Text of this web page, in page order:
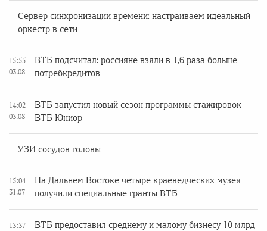
Сервер синхронизации времени: настраиваем идеальный
оркестр в сети
15:55
03.08
ВТБ подсчитал: россияне взяли в 1,6 раза больше
потребкредитов
14:02
03.08
ВТБ запустил новый сезон программы стажировок
ВТБ Юниор
УЗИ сосудов головы
15:04
31.07
На Дальнем Востоке четыре краеведческих музея
получили специальные гранты ВТБ
13:37
ВТБ предоставил среднему и малому бизнесу 10 млрд